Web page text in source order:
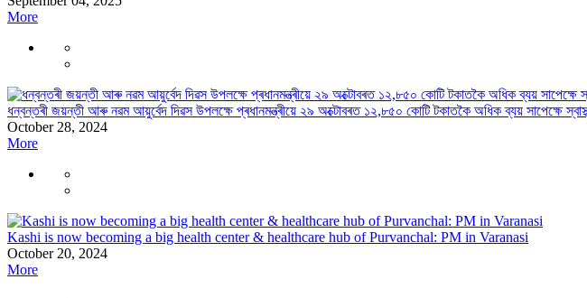
More
ধন্বন্তৰী জয়ন্তী আৰু নৱম আয়ুৰ্বেদ দিৱস উপলক্ষে প্ৰধানমন্ত্ৰীয়ে ২৯ অক্টোবৰত ১২,৮৫০ কোটি টকাতকৈ অধিক ব্যয় সাপেক্ষে
October 28, 2024
More
Kashi is now becoming a big health center & healthcare hub of Purvanchal: PM in Varanasi
October 20, 2024
More